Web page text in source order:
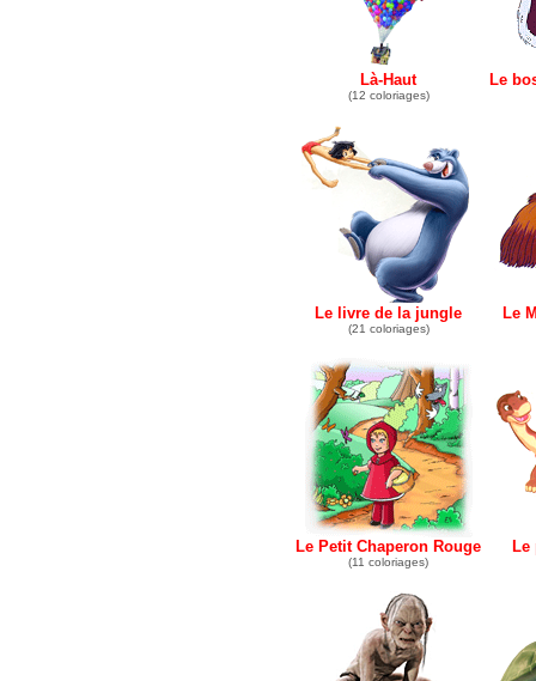
Là-Haut
(12 coloriages)
Le
Le livre de la jungle
(21 coloriages)
Le
Le Petit Chaperon Rouge
(11 coloriages)
Le